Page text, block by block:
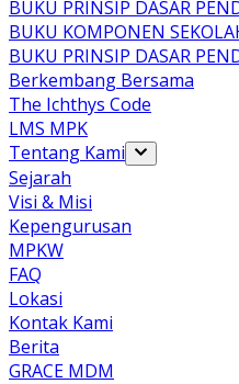
BUKU PRINSIP DASAR
BUKU KOMPONEN
BUKU PRINSIP DASAR
Berkembang Bersama
The Ichthys Code
LMS MPK
Tentang Kami
Sejarah
Visi & Misi
Kepengurusan
MPKW
FAQ
Lokasi
Kontak Kami
Berita
GRACE MDM